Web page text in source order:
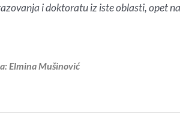
i doktoratu iz iste oblasti, opet
Elmina Mušinović